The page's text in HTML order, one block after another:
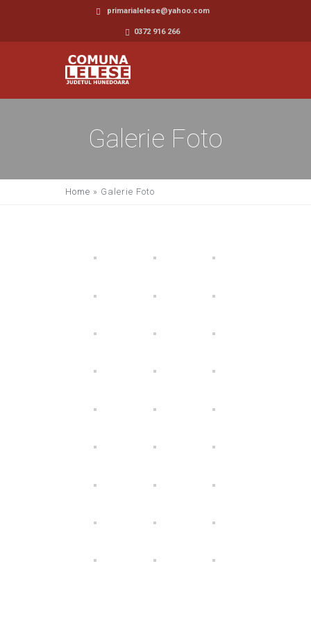
primarialelese@yahoo.com
0372 916 266
Galerie Foto
Home » Galerie Foto